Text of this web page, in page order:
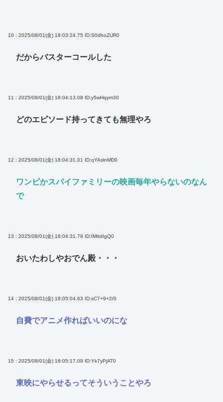
10 : 2025/08/01(金) 18:03:24.75 ID:S0dhoZUR0
だからバスターコールした
11 : 2025/08/01(金) 18:04:13.08 ID:y5wHqym30
どのエピソード持ってきても無理やろ
12 : 2025/08/01(金) 18:04:31.01 ID:qYAslnMD0
ワンピかスパイファミリーの映画毎年やらないのなん
で
13 : 2025/08/01(金) 18:04:31.79 ID:IMttdIgQ0
おいたわしやおでん殿・・・
14 : 2025/08/01(金) 18:05:04.63 ID:sC7+9+2/0
自費でアニメ作ればいいのにな
15 : 2025/08/01(金) 18:05:17.09 ID:Yk7yPjAT0
東映にやらせるってそういうことやろ